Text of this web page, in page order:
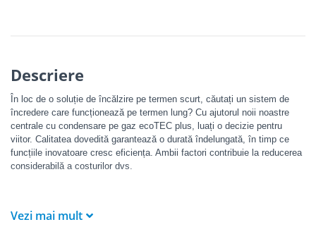
Descriere
În loc de o soluție de încălzire pe termen scurt, căutați un sistem de
încredere care funcționează pe termen lung? Cu ajutorul noii noastre
centrale cu condensare pe gaz ecoTEC plus, luați o decizie pentru
viitor. Calitatea dovedită garantează o durată îndelungată, în timp ce
funcțiile inovatoare cresc eficiența. Ambii factori contribuie la reducerea
considerabilă a costurilor dvs.
Datorită noii funcții de adaptare la tipul de gaz, IoniDetect, incertitudinea
Vezi mai mult